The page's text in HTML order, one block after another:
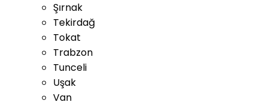
Şırnak
Tekirdağ
Tokat
Trabzon
Tunceli
Uşak
Van